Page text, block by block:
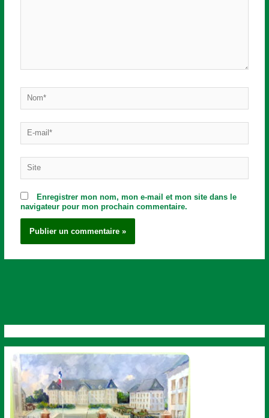
mail*
Site
Enregistrer mon nom, mon e-mail et mon site dans le
navigateur pour mon prochain commentaire.